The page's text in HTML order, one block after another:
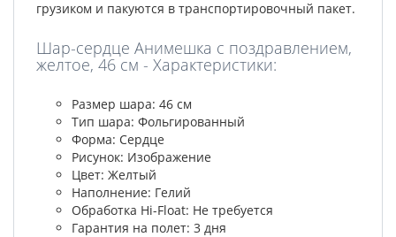
грузиком и пакуются в транспортировочный пакет.
Шар-сердце Анимешка с поздравлением,
желтое, 46 см - Характеристики:
Размер шара: 46 см
Тип шара: Фольгированный
Форма: Сердце
Рисунок: Изображение
Цвет: Желтый
Наполнение: Гелий
Обработка Hi-Float: Не требуется
Гарантия на полет: 3 дня